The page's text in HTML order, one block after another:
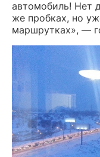
автомобиль! Нет
же пробках, но
маршрутках», —